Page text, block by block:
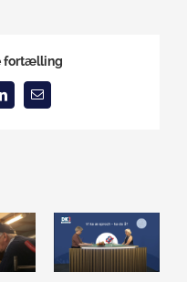
fortælling
LinkedInEmail